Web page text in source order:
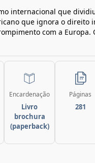
internacional que
que ignora o direito
com a Europa.
Encardenação
Livro
brochura
(paperback)
Páginas
281